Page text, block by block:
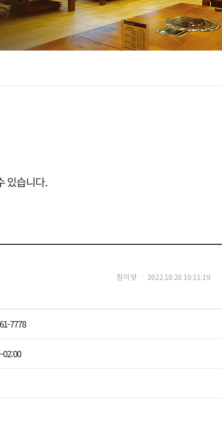
참이맛 2022.10.20 10:11:19
7778